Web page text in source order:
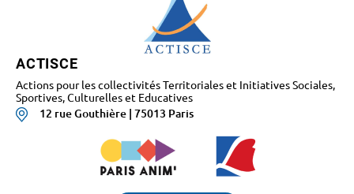
ACTISCE
Actions pour les collectivités Territoriales et Initiatives Sociales,
Sportives, Culturelles et Educatives
12 rue Gouthière | 75013 Paris